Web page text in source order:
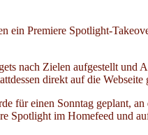
ein Premiere Spotlight-
nach Zielen aufgestellt und
direkt auf die Webseite
für einen Sonntag geplant,
Spotlight im Homefeed und